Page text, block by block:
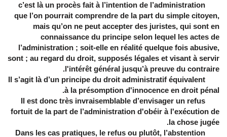
c’est là un procès fait à l’intention de l’administration
que l’on pourrait comprendre de la part du simple citoyen,
mais qu’on ne peut accepter des juristes, qui sont en
connaissance du principe selon lequel les actes de
l’administration ; soit-elle en réalité quelque fois abusive,
sont ; au regard du droit, supposés légales et visant à servir
l'intérêt général jusqu’à preuve du contraire.
Il s’agit là d’un principe du droit administratif équivalent
à la présomption d'innocence en droit pénal.
Il est donc très invraisemblable d’envisager un refus
fortuit de la part de l’administration d'obéir à l'exécution de
la chose jugée.
Dans les cas pratiques, le refus ou plutôt, l’abstention